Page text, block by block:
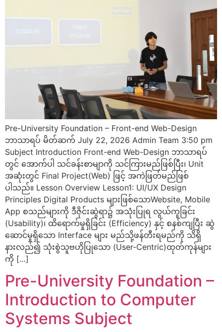
Pre-University Foundation – Front-end Web-Design
ဘာသာရပ် မိတ်ဆက် July 22, 2026 Admin Team 3:50 pm
Subject Introduction Front-end Web-Design ဘာသာရပ်
တွင် အောက်ပါ သင်ခန်းစာမျာကို သင်ကြားမည်ဖြစ်ပြီး၊ Unit
အဆုံးတွင် Final Project(Web) ဖြင့် အကဲဖြတ်မည်ဖြစ်
ပါသည်။ Lesson Overview Lesson1: UI/UX Design
Principles Digital Products များဖြစ်သောWebsite, Mobile
App စသည်များကို ဒီဇိုင်းဆွဲရာ၌ အသုံးပြုရ လွယ်ကူခြင်း
(Usability)၊ ထိရောက်မှုရှိခြင်း (Efficiency) နှင့် စနစ်ကျပြီး ဆွဲ
ဆောင်မှုရှိသော Interface များ မည်သို့ဖန်တီးရမည်ကို သိရှိ
နားလည်၍ သုံးစွဲသူဗဟိုပြုသော (User-Centric)ထုတ်ကုန်များ
ကို […]
Pre-University Foundation –
Introduction to Computer
Systems Subject